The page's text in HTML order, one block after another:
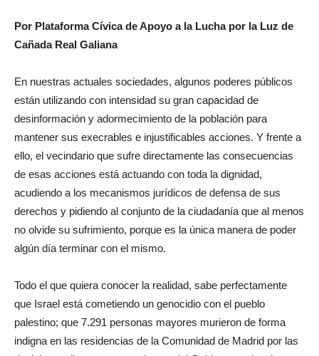
Por Plataforma Cívica de Apoyo a la Lucha por la Luz de
Cañada Real Galiana
En nuestras actuales sociedades, algunos poderes públicos
están utilizando con intensidad su gran capacidad de
desinformación y adormecimiento de la población para
mantener sus execrables e injustificables acciones. Y frente a
ello, el vecindario que sufre directamente las consecuencias
de esas acciones está actuando con toda la dignidad,
acudiendo a los mecanismos jurídicos de defensa de sus
derechos y pidiendo al conjunto de la ciudadanía que al menos
no olvide su sufrimiento, porque es la única manera de poder
algún día terminar con el mismo.
Todo el que quiera conocer la realidad, sabe perfectamente
que Israel está cometiendo un genocidio con el pueblo
palestino; que 7.291 personas mayores murieron de forma
indigna en las residencias de la Comunidad de Madrid por las